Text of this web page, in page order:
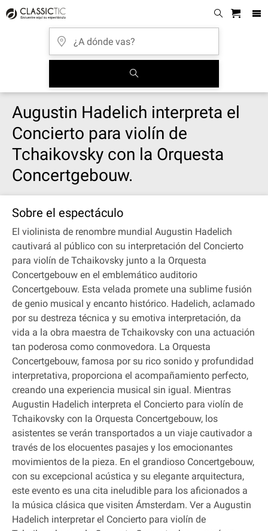
Augustin Hadelich interpreta el
Concierto para violín de
Tchaikovsky con la Orquesta
Concertgebouw.
Sobre el espectáculo
El violinista de renombre mundial Augustin Hadelich
cautivará al público con su interpretación del Concierto
para violín de Tchaikovsky junto a la Orquesta
Concertgebouw en el emblemático auditorio
Concertgebouw. Esta velada promete una sublime fusión
de genio musical y encanto histórico. Hadelich, aclamado
por su destreza técnica y su emotiva interpretación, da
vida a la obra maestra de Tchaikovsky con una actuación
tan poderosa como conmovedora. La Orquesta
Concertgebouw, famosa por su rico sonido y profundidad
interpretativa, proporciona el acompañamiento perfecto,
creando una experiencia musical sin igual. Mientras
Augustin Hadelich interpreta el Concierto para violín de
Tchaikovsky con la Orquesta Concertgebouw, los
asistentes se verán transportados a un viaje cautivador a
través de los elocuentes pasajes y los emocionantes
movimientos de la pieza. En el grandioso Concertgebouw,
con su excepcional acústica y su elegante arquitectura,
este evento es una cita ineludible para los aficionados a
la música clásica que visiten Ámsterdam. Ver a Augustin
Hadelich interpretar el Concierto para violín de